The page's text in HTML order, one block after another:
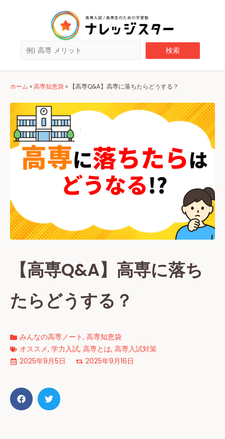
ホーム »高専知恵袋» 【高専Q&A】高専に落ちたらどうする？
【高専Q&A】高専に落ち
たらどうする？
みんなの高専ノート, 高専知恵袋
オススメ, 学力入試, 高専とは, 高専入試対策
2025年9月5日
2025年9月16日